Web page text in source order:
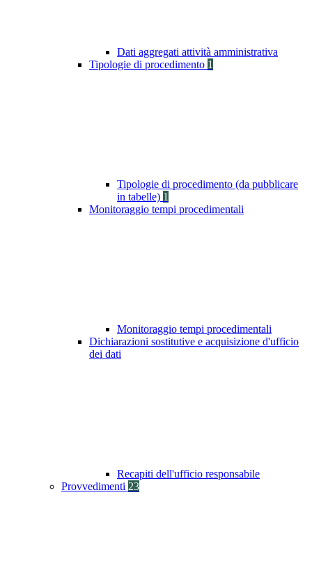
Dati aggregati attività amministrativa
Tipologie di procedimento 1
Tipologie di procedimento (da pubblicare
in tabelle) 1
Monitoraggio tempi procedimentali
Monitoraggio tempi procedimentali
Dichiarazioni sostitutive e acquisizione d'ufficio
dei dati
Recapiti dell'ufficio responsabile
Provvedimenti 23